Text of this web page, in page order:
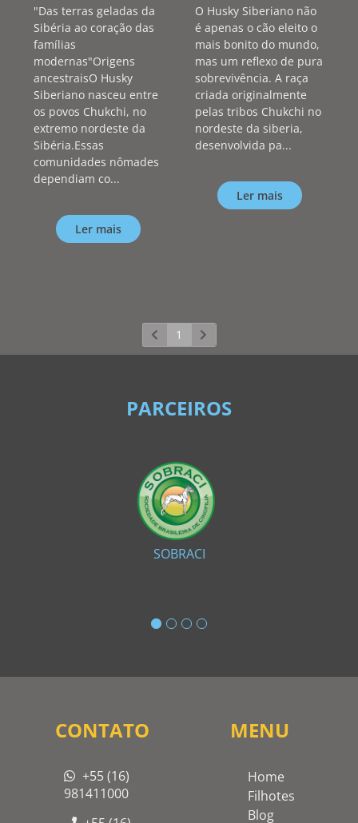
"Das terras geladas da
Sibéria ao coração das
famílias
modernas"Origens
ancestraisO Husky
Siberiano nasceu entre
os povos Chukchi, no
extremo nordeste da
Sibéria.Essas
comunidades nômades
dependiam co...
Ler mais
O Husky Siberiano não
é apenas o cão eleito o
mais bonito do mundo,
mas um reflexo de pura
sobrevivência. A raça
criada originalmente
pelas tribos Chukchi no
nordeste da siberia,
desenvolvida pa...
Ler mais
1
PARCEIROS
SOBRACI
CONTATO
+55 (16)
981411000
MENU
Home
Filhotes
Blog